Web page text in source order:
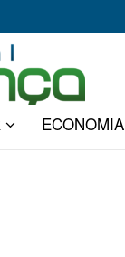
ECONOMIA